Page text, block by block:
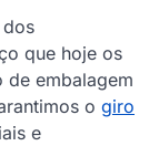
dos
que hoje os
de embalagem
o giro
e